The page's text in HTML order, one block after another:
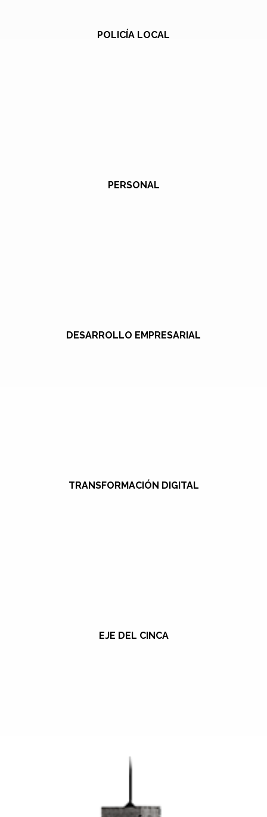
POLICÍA LOCAL
PERSONAL
DESARROLLO EMPRESARIAL
TRANSFORMACIÓN DIGITAL
EJE DEL CINCA